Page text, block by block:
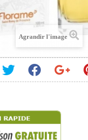
Agrandir l'image